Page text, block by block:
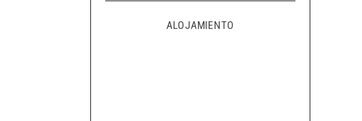
ALOJAMIENTO